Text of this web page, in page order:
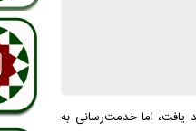
مسیر رفت کاهش خواهد یافت، اما خدمت‌رسانی به